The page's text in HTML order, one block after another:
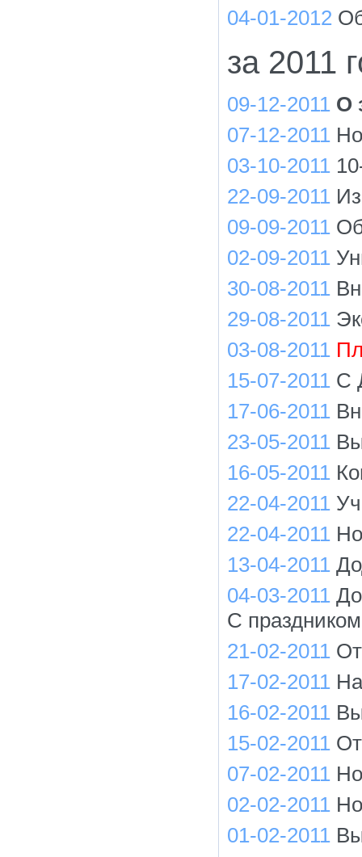
04-01-2012
за 2011
09-12-2011 О
07-12-2011
03-10-2011
22-09-2011
09-09-2011
02-09-2011
30-08-2011
29-08-2011
03-08-2011
15-07-2011 С
17-06-2011
23-05-2011
16-05-2011
22-04-2011
22-04-2011
13-04-2011
04-03-2011
С
21-02-2011
17-02-2011
16-02-2011
15-02-2011
07-02-2011
02-02-2011
01-02-2011